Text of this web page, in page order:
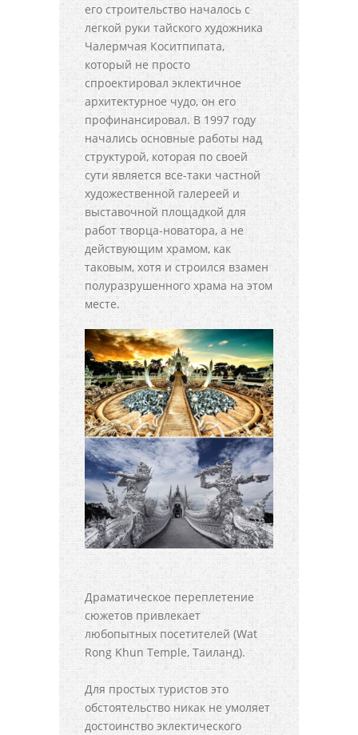
его строительство началось с
легкой руки тайского художника
Чалермчая Коситпипата,
который не просто
спроектировал эклектичное
архитектурное чудо, он его
профинансировал. В 1997 году
начались основные работы над
структурой, которая по своей
сути является все-таки частной
художественной галереей и
выставочной площадкой для
работ творца-новатора, а не
действующим храмом, как
таковым, хотя и строился взамен
полуразрушенного храма на этом
месте.
Драматическое переплетение
сюжетов привлекает
любопытных посетителей (Wat
Rong Khun Temple, Таиланд).
Для простых туристов это
обстоятельство никак не умоляет
достоинство эклектического